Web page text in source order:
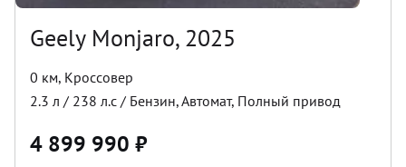
Geely Monjaro, 2025
0 км, Кроссовер
2.3 л / 238 л.с / Бензин,Автомат, Полный привод
4 899 990 ₽